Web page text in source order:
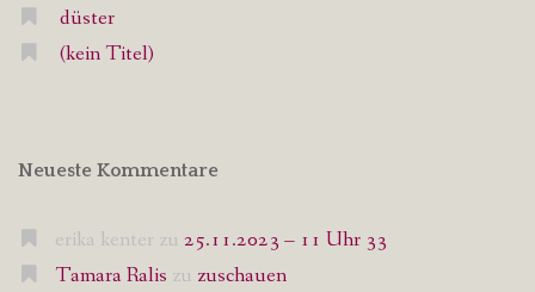
düster
(kein Titel)
Neueste Kommentare
erika kenter zu 25.11.2023 – 11 Uhr 33
Tamara Ralis zu zuschauen